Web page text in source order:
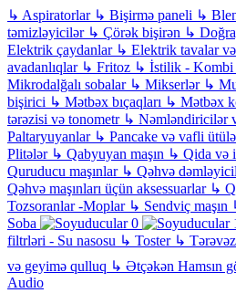
↳ Aspiratorlar ↳ Bişirmə paneli ↳
təmizləyicilər ↳ Çörək bişirən ↳
Elektrik çaydanlar ↳ Elektrik tavalar
avadanlıqlar ↳ Fritoz ↳ İstilik - Kombi
Mikrodalğalı sobalar ↳ Mikserlər ↳
bişirici ↳ Mətbəx bıçaqları ↳ Mətbəx
tərəzisi və tonometr ↳ Nəmləndiricilər
Paltaryuyanlar ↳ Pancake və vafli
Plitələr ↳ Qabyuyan maşın ↳ Qida və
Quruducu maşınlar ↳ Qəhvə
Qəhvə maşınları üçün aksessuarlar ↳
Tozsoranlar -Moplar ↳ Sendviç maşın
Soba
filtrləri - Su nasosu ↳ Toster ↳
və geyimə qulluq ↳ Ətçəkən Hamsın
Audio